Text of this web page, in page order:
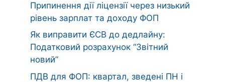
Припинення дії ліцензії через низький
рівень зарплат та доходу ФОП
Як виправити ЄСВ до дедлайну:
Податковий розрахунок “Звітний
новий”
ПДВ для ФОП: квартал, зведені ПН і